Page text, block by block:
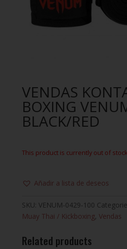
VENDAS
BOXING
BLACK/RED
This product is currently out of
Añadir a lista de deseos
SKU: VENUM-0429-100
Muay Thai / Kickboxing, Vendas
Related products